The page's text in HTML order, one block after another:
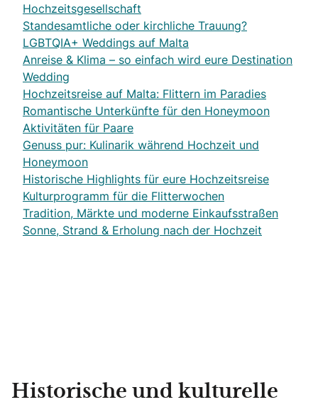
Hochzeitsgesellschaft
Standesamtliche oder kirchliche Trauung?
LGBTQIA+ Weddings auf Malta
Anreise & Klima – so einfach wird eure Destination
Wedding
Hochzeitsreise auf Malta: Flittern im Paradies
Romantische Unterkünfte für den Honeymoon
Aktivitäten für Paare
Genuss pur: Kulinarik während Hochzeit und
Honeymoon
Historische Highlights für eure Hochzeitsreise
Kulturprogramm für die Flitterwochen
Tradition, Märkte und moderne Einkaufsstraßen
Sonne, Strand & Erholung nach der Hochzeit
Historische und kulturelle